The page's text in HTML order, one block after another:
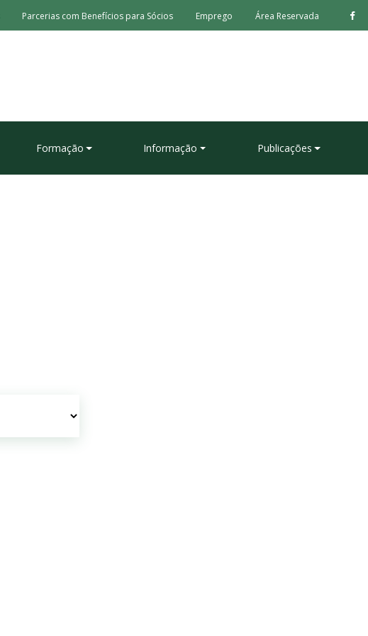
Parcerias com Benefícios para Sócios Emprego Área Reservada
Formação Informação Publicações